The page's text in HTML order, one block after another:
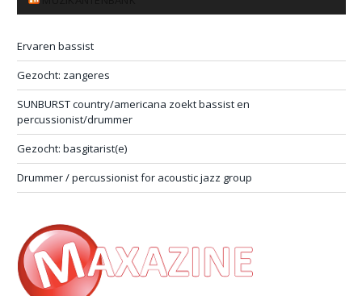
Ervaren bassist
Gezocht: zangeres
SUNBURST country/americana zoekt bassist en
percussionist/drummer
Gezocht: basgitarist(e)
Drummer / percussionist for acoustic jazz group